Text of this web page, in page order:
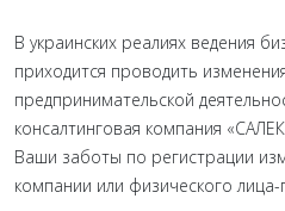
В украинских реалиях ведения
приходится проводить
предпринимательской
консалтинговая компания
Ваши заботы по регистрации
компании или физического